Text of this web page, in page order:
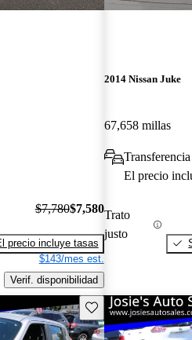
$7,780$7,580
precio incluye tasas
$143/mes est.
Verif. disponibilidad
2014 Nissan Juke
67,658 millas
El precio
Trato
justo
Guarda este Aviso